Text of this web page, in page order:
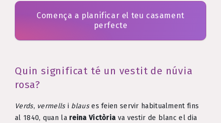
Comença a planificar el teu casament
perfecte
Quin significat té un vestit de núvia
rosa?
Verds, vermellsi blauses feien servir habitualment fins
al 1840, quan la reina Victòria va vestir de blanc el dia